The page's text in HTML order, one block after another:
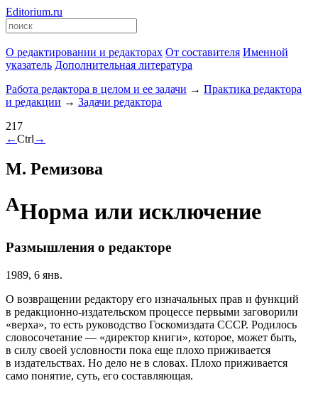
Editorium.ru
О редактировании и редакторах От составителя Именной
указатель Дополнительная литература
Работа редактора в целом и ее задачи → Практика редактора
и редакции → Задачи редактора
217
←Ctrl →
М. Ремизова
АНорма или исключение
Размышления о редакторе
1989, 6 янв.
О возвращении редактору его изначальных прав и функций
в редакционно-издательском процессе первыми заговорили
«верха», то есть руководство Госкомиздата СССР. Родилось
словосочетание — «директор книги», которое, может быть,
в силу своей условности пока еще плохо приживается
в издательствах. Но дело не в словах. Плохо приживается
само понятие, суть, его составляющая.